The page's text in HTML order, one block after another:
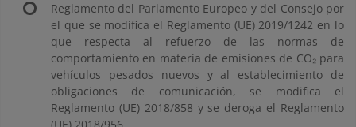
Reglamento del Parlamento Europeo y del Consejo por
el que se modifica el Reglamento (UE) 2019/1242 en lo
que respecta al refuerzo de las normas de
comportamiento en materia de emisiones de CO₂ para
vehículos pesados nuevos y al establecimiento de
obligaciones de comunicación, se modifica el
Reglamento (UE) 2018/858 y se deroga el Reglamento